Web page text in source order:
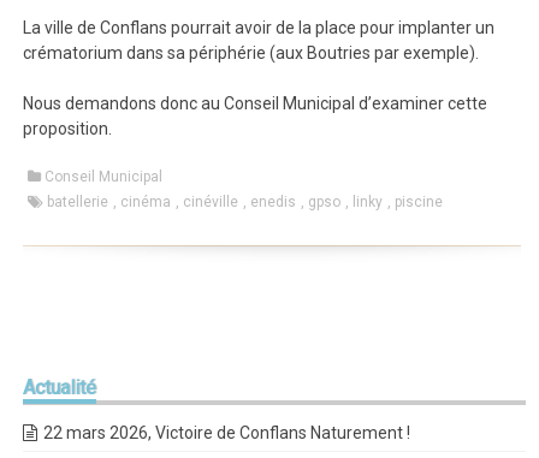
La ville de Conflans pourrait avoir de la place pour implanter un
crématorium dans sa périphérie (aux Boutries par exemple).
Nous demandons donc au Conseil Municipal d’examiner cette
proposition.
Conseil Municipal
batellerie , cinéma , cinéville , enedis , gpso , linky , piscine
Actualité
22 mars 2026, Victoire de Conflans Naturement !